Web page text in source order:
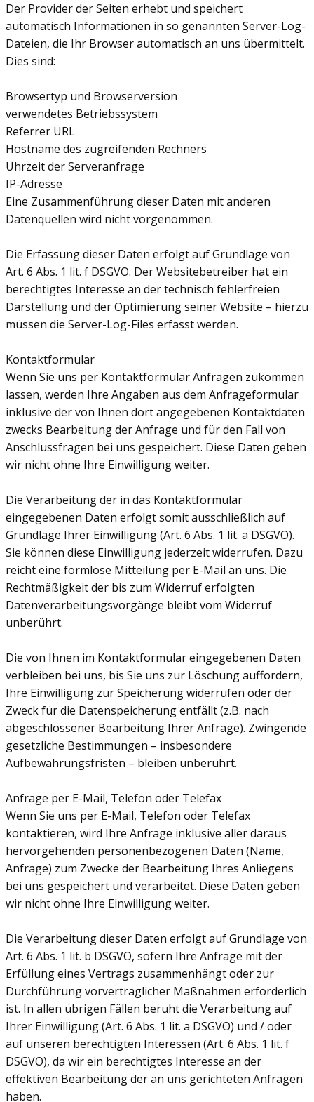
Der Provider der Seiten erhebt und speichert
automatisch Informationen in so genannten Server-Log-
Dateien, die Ihr Browser automatisch an uns übermittelt.
Dies sind:
Browsertyp und Browserversion
verwendetes Betriebssystem
Referrer URL
Hostname des zugreifenden Rechners
Uhrzeit der Serveranfrage
IP-Adresse
Eine Zusammenführung dieser Daten mit anderen
Datenquellen wird nicht vorgenommen.
Die Erfassung dieser Daten erfolgt auf Grundlage von
Art. 6 Abs. 1 lit. f DSGVO. Der Websitebetreiber hat ein
berechtigtes Interesse an der technisch fehlerfreien
Darstellung und der Optimierung seiner Website – hierzu
müssen die Server-Log-Files erfasst werden.
Kontaktformular
Wenn Sie uns per Kontaktformular Anfragen zukommen
lassen, werden Ihre Angaben aus dem Anfrageformular
inklusive der von Ihnen dort angegebenen Kontaktdaten
zwecks Bearbeitung der Anfrage und für den Fall von
Anschlussfragen bei uns gespeichert. Diese Daten geben
wir nicht ohne Ihre Einwilligung weiter.
Die Verarbeitung der in das Kontaktformular
eingegebenen Daten erfolgt somit ausschließlich auf
Grundlage Ihrer Einwilligung (Art. 6 Abs. 1 lit. a DSGVO).
Sie können diese Einwilligung jederzeit widerrufen. Dazu
reicht eine formlose Mitteilung per E-Mail an uns. Die
Rechtmäßigkeit der bis zum Widerruf erfolgten
Datenverarbeitungsvorgänge bleibt vom Widerruf
unberührt.
Die von Ihnen im Kontaktformular eingegebenen Daten
verbleiben bei uns, bis Sie uns zur Löschung auffordern,
Ihre Einwilligung zur Speicherung widerrufen oder der
Zweck für die Datenspeicherung entfällt (z.B. nach
abgeschlossener Bearbeitung Ihrer Anfrage). Zwingende
gesetzliche Bestimmungen – insbesondere
Aufbewahrungsfristen – bleiben unberührt.
Anfrage per E-Mail, Telefon oder Telefax
Wenn Sie uns per E-Mail, Telefon oder Telefax
kontaktieren, wird Ihre Anfrage inklusive aller daraus
hervorgehenden personenbezogenen Daten (Name,
Anfrage) zum Zwecke der Bearbeitung Ihres Anliegens
bei uns gespeichert und verarbeitet. Diese Daten geben
wir nicht ohne Ihre Einwilligung weiter.
Die Verarbeitung dieser Daten erfolgt auf Grundlage von
Art. 6 Abs. 1 lit. b DSGVO, sofern Ihre Anfrage mit der
Erfüllung eines Vertrags zusammenhängt oder zur
Durchführung vorvertraglicher Maßnahmen erforderlich
ist. In allen übrigen Fällen beruht die Verarbeitung auf
Ihrer Einwilligung (Art. 6 Abs. 1 lit. a DSGVO) und / oder
auf unseren berechtigten Interessen (Art. 6 Abs. 1 lit. f
DSGVO), da wir ein berechtigtes Interesse an der
effektiven Bearbeitung der an uns gerichteten Anfragen
haben.